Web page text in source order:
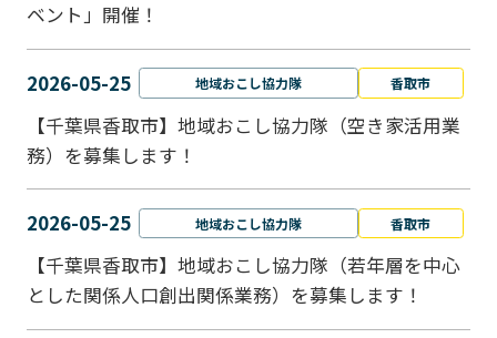
ベント」開催！
2026-05-25 地域おこし協力隊 香取市
【千葉県香取市】地域おこし協力隊（空き家活用業
務）を募集します！
2026-05-25 地域おこし協力隊 香取市
【千葉県香取市】地域おこし協力隊（若年層を中心
とした関係人口創出関係業務）を募集します！